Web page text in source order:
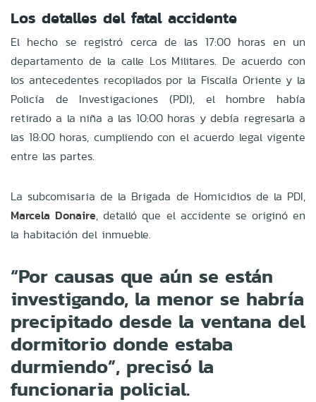
Los detalles del fatal accidente
El hecho se registró cerca de las 17:00 horas en un
departamento de la calle Los Militares. De acuerdo con
los antecedentes recopilados por la Fiscalía Oriente y la
Policía de Investigaciones (PDI), el hombre había
retirado a la niña a las 10:00 horas y debía regresarla a
las 18:00 horas, cumpliendo con el acuerdo legal vigente
entre las partes.
La subcomisaria de la Brigada de Homicidios de la PDI,
Marcela Donaire, detalló que el accidente se originó en
la habitación del inmueble.
“Por causas que aún se están
investigando, la menor se habría
precipitado desde la ventana del
dormitorio donde estaba
durmiendo”, precisó la
funcionaria policial.